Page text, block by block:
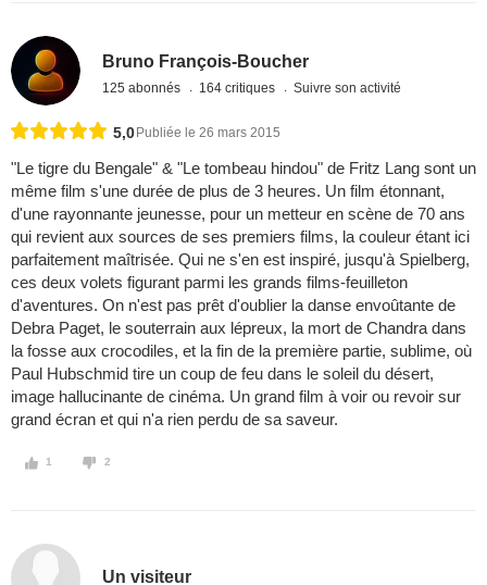
Bruno François-Boucher
125 abonnés 164 critiques Suivre son activité
5,0 Publiée le 26 mars 2015
"Le tigre du Bengale" & "Le tombeau hindou" de Fritz Lang sont un
même film s'une durée de plus de 3 heures. Un film étonnant,
d'une rayonnante jeunesse, pour un metteur en scène de 70 ans
qui revient aux sources de ses premiers films, la couleur étant ici
parfaitement maîtrisée. Qui ne s'en est inspiré, jusqu'à Spielberg,
ces deux volets figurant parmi les grands films-feuilleton
d'aventures. On n'est pas prêt d'oublier la danse envoûtante de
Debra Paget, le souterrain aux lépreux, la mort de Chandra dans
la fosse aux crocodiles, et la fin de la première partie, sublime, où
Paul Hubschmid tire un coup de feu dans le soleil du désert,
image hallucinante de cinéma. Un grand film à voir ou revoir sur
grand écran et qui n'a rien perdu de sa saveur.
1 2
Un visiteur